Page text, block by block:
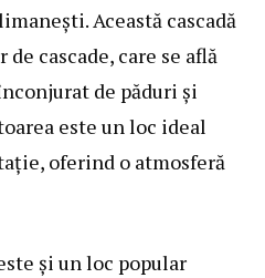
Această cascadă
cascade, care se află
de păduri și
este un loc ideal
oferind o atmosferă
și un loc popular